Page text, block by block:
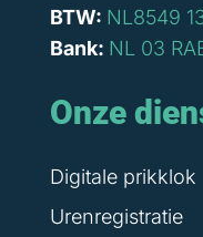
BTW: NL8549
Bank: NL 03
Onze
Digitale prikklok
Urenregistratie